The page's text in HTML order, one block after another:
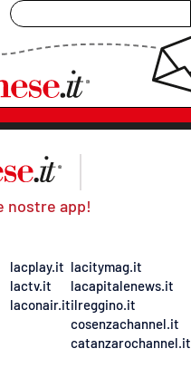
nostre app!
lacplay.it
lactv.it
laconair.it
lacitymag.it
lacapitalenews.it
ilreggino.it
cosenzachannel.it
catanzarochannel.it